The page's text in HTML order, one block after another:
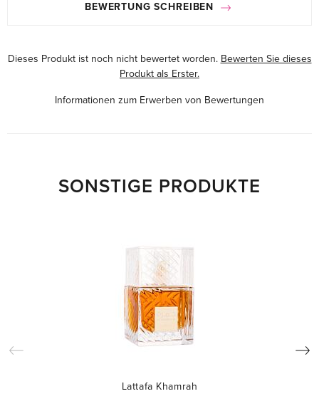
BEWERTUNG SCHREIBEN
Dieses Produkt ist noch nicht bewertet worden. Bewerten Sie dieses
Produkt als Erster.
Informationen zum Erwerben von Bewertungen
SONSTIGE PRODUKTE
Lattafa Khamrah